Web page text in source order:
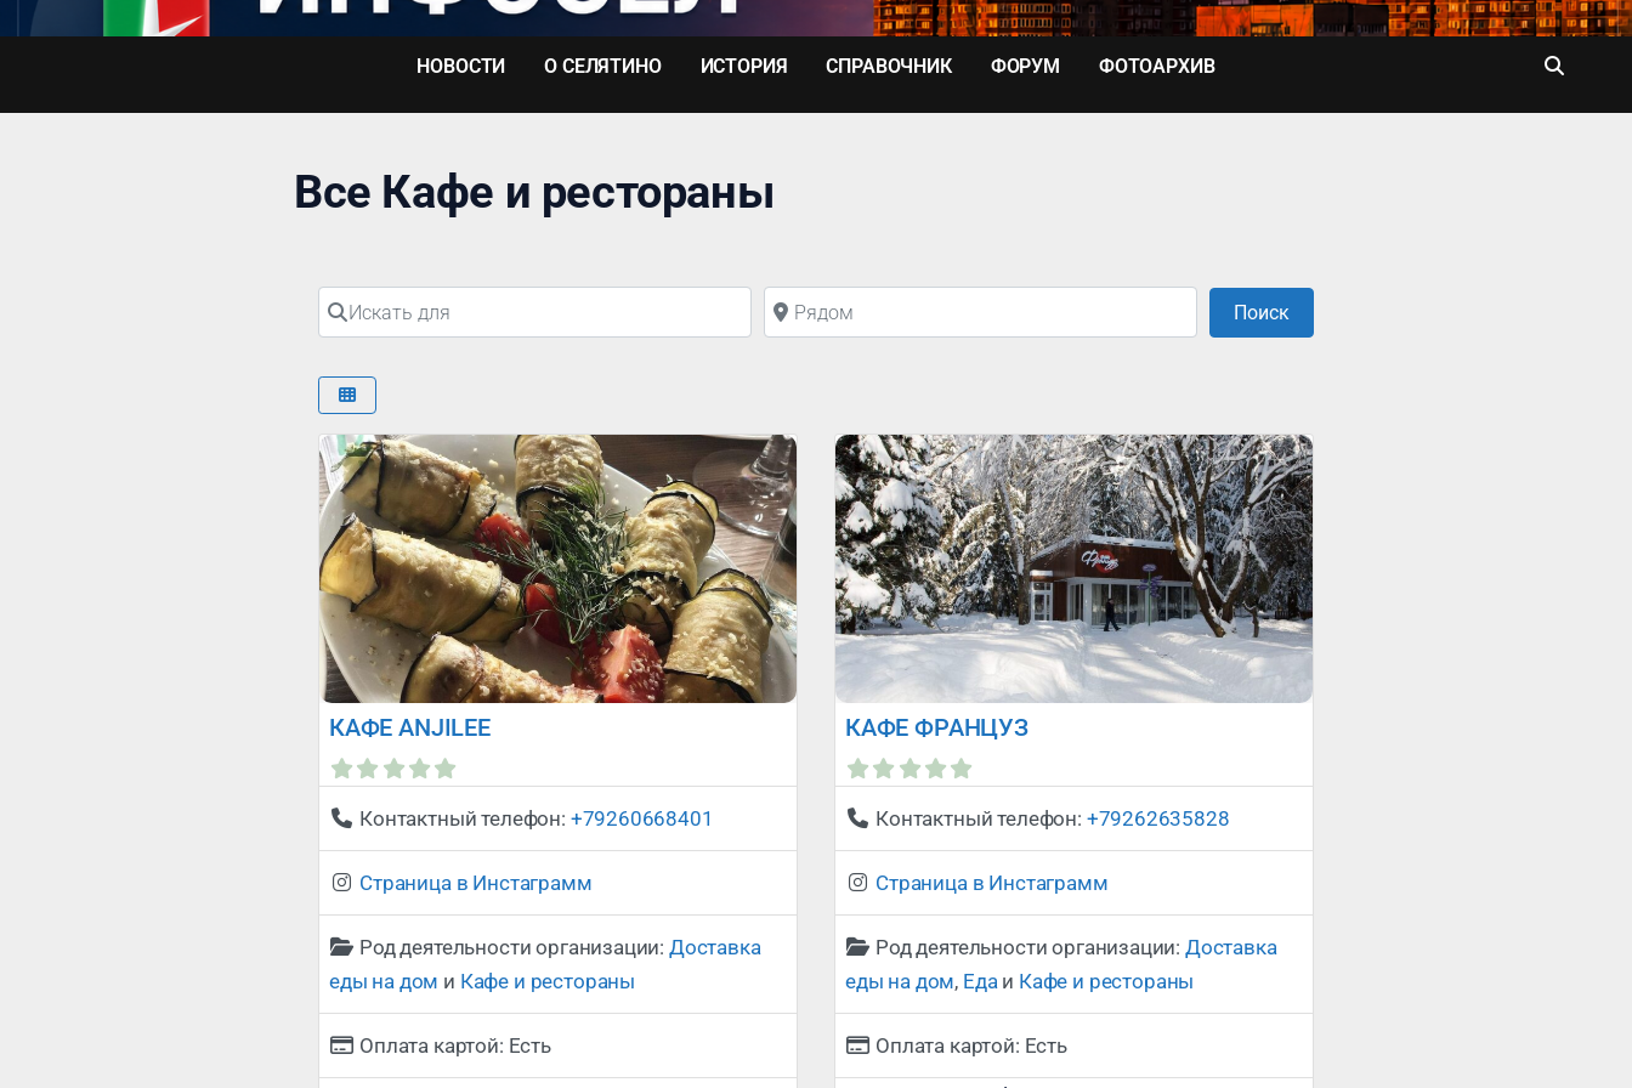
Перейти
НОВОСТИ О СЕЛЯТИНО ИСТОРИЯ СПРАВОЧНИК ФОРУМ ФОТОАРХИВ
Все Кафе и рестораны
Искать для Рядом ПоискПоиск
КАФЕ ANJILEE
Сейчас открыто
Контактный телефон: +79260668401
Страница в Инстаграмм
Род деятельности организации: Доставка
еды на дом и Кафе и рестораны
Оплата картой: Есть
КАФЕ ФРАНЦУЗ
Сейчас открыто
Контактный телефон: +79262635828
Страница в Инстаграмм
Род деятельности организации: Доставка
еды на дом, Едаи Кафе и рестораны
Оплата картой: Есть